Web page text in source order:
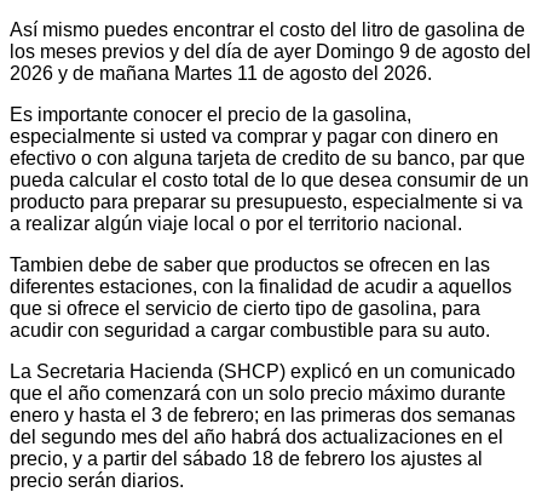
Así mismo puedes encontrar el costo del litro de gasolina de
los meses previos y del día de ayer Domingo 9 de agosto del
2026 y de mañana Martes 11 de agosto del 2026.
Es importante conocer el precio de la gasolina,
especialmente si usted va comprar y pagar con dinero en
efectivo o con alguna tarjeta de credito de su banco, par que
pueda calcular el costo total de lo que desea consumir de un
producto para preparar su presupuesto, especialmente si va
a realizar algún viaje local o por el territorio nacional.
Tambien debe de saber que productos se ofrecen en las
diferentes estaciones, con la finalidad de acudir a aquellos
que si ofrece el servicio de cierto tipo de gasolina, para
acudir con seguridad a cargar combustible para su auto.
La Secretaria Hacienda (SHCP) explicó en un comunicado
que el año comenzará con un solo precio máximo durante
enero y hasta el 3 de febrero; en las primeras dos semanas
del segundo mes del año habrá dos actualizaciones en el
precio, y a partir del sábado 18 de febrero los ajustes al
precio serán diarios.